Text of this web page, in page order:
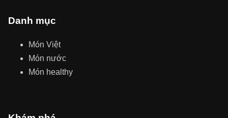
Danh mục
Món Việt
Món nước
Món healthy